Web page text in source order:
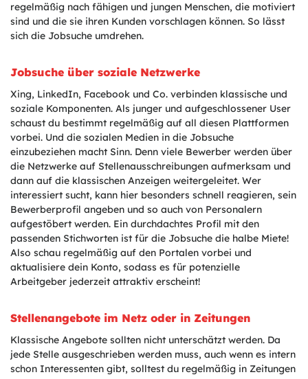
regelmäßig nach fähigen und jungen Menschen, die motiviert
sind und die sie ihren Kunden vorschlagen können. So lässt
sich die Jobsuche umdrehen.
Jobsuche über soziale Netzwerke
Xing, LinkedIn, Facebook und Co. verbinden klassische und
soziale Komponenten. Als junger und aufgeschlossener User
schaust du bestimmt regelmäßig auf all diesen Plattformen
vorbei. Und die sozialen Medien in die Jobsuche
einzubeziehen macht Sinn. Denn viele Bewerber werden über
die Netzwerke auf Stellenausschreibungen aufmerksam und
dann auf die klassischen Anzeigen weitergeleitet. Wer
interessiert sucht, kann hier besonders schnell reagieren, sein
Bewerberprofil angeben und so auch von Personalern
aufgestöbert werden. Ein durchdachtes Profil mit den
passenden Stichworten ist für die Jobsuche die halbe Miete!
Also schau regelmäßig auf den Portalen vorbei und
aktualisiere dein Konto, sodass es für potenzielle
Arbeitgeber jederzeit attraktiv erscheint!
Stellenangebote im Netz oder in Zeitungen
Klassische Angebote sollten nicht unterschätzt werden. Da
jede Stelle ausgeschrieben werden muss, auch wenn es intern
schon Interessenten gibt, solltest du regelmäßig in Zeitungen